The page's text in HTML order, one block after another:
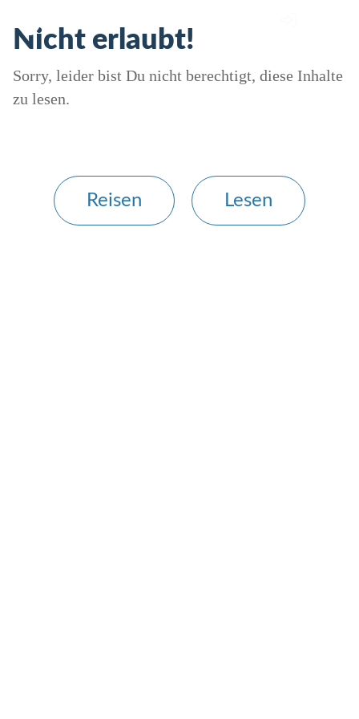
Nicht erlaubt!
Sorry, leider bist Du nicht berechtigt, diese Inhalte
zu lesen.
Reisen Lesen